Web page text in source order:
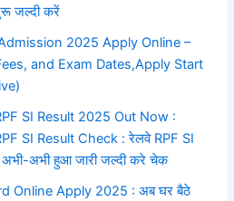
जल्दी करें
2025 Apply Online –
and Exam Dates,Apply Start
SI Result 2025 Out Now :
SI Result Check : रेलवे RPF SI
अभी-अभी हुआ जारी जल्दी करे चेक
Online Apply 2025 : अब घर बैठे